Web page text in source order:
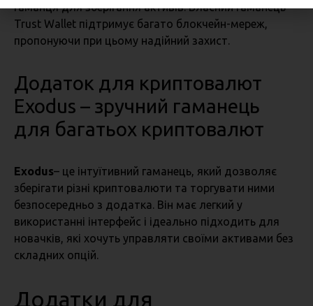
гаманця для зберігання активів. Власний гаманець
Trust Wallet підтримує багато блокчейн-мереж,
пропонуючи при цьому надійний захист.
Додаток для криптовалют
Exodus – зручний гаманець
для багатьох криптовалют
Exodus– це інтуїтивний гаманець, який дозволяє
зберігати різні криптовалюти та торгувати ними
безпосередньо з додатка. Він має легкий у
використанні інтерфейс і ідеально підходить для
новачків, які хочуть управляти своїми активами без
складних опцій.
Додатки для